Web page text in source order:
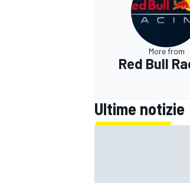
More from
Red Bull
Ultime notizie